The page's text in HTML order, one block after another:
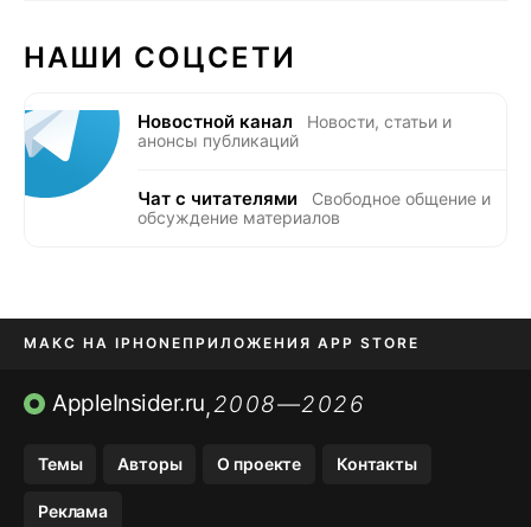
НАШИ СОЦСЕТИ
Новостной канал
Новости, статьи и
анонсы публикаций
Чат с читателями
Свободное общение и
обсуждение материалов
МАКС НА IPHONE ПРИЛОЖЕНИЯ APP STORE
TIKTOK НА IPHONEПРИЛОЖЕНИЯ БЕЗ APP STORE
AppleInsider.ru,2008—2026
Темы Авторы О проекте Контакты
Реклама